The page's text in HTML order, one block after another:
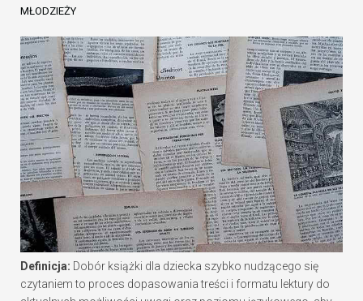
MŁODZIEŻY
Definicja: Dobór książki dla dziecka szybko nudzącego się
czytaniem to proces dopasowania treści i formatu lektury do